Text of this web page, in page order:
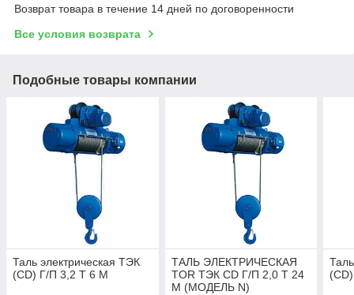
Возврат товара в течение 14 дней по договоренности
Все условия возврата
Подобные товары компании
Таль электрическая ТЭК
(CD) Г/П 3,2 Т 6 М
ТАЛЬ ЭЛЕКТРИЧЕСКАЯ
TOR ТЭК CD Г/П 2,0 Т 24
М (МОДЕЛЬ N)